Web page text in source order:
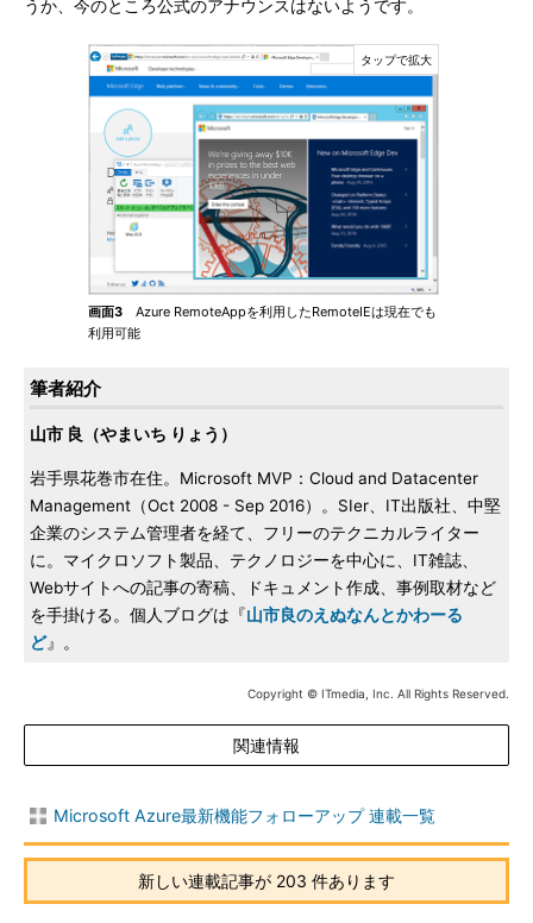
うか、今のところ公式のアナウンスはないようです。
画面3 Azure RemoteAppを利用したRemoteIEは現在でも
利用可能
筆者紹介
山市 良（やまいち りょう）
岩手県花巻市在住。Microsoft MVP：Cloud and Datacenter
Management（Oct 2008 - Sep 2016）。SIer、IT出版社、中堅
企業のシステム管理者を経て、フリーのテクニカルライター
に。マイクロソフト製品、テクノロジーを中心に、IT雑誌、
Webサイトへの記事の寄稿、ドキュメント作成、事例取材など
を手掛ける。個人ブログは『山市良のえぬなんとかわーる
ど』。
Copyright © ITmedia, Inc. All Rights Reserved.
関連情報
Microsoft Azure最新機能フォローアップ 連載一覧
新しい連載記事が 203 件あります